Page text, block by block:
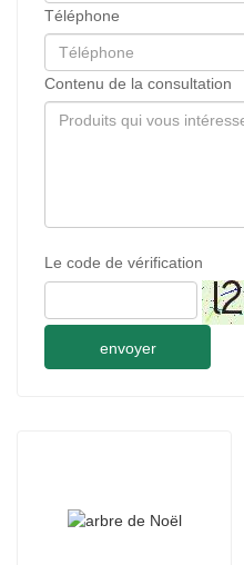
Téléphone
Contenu de la consultation
Le code de vérification
envoyer